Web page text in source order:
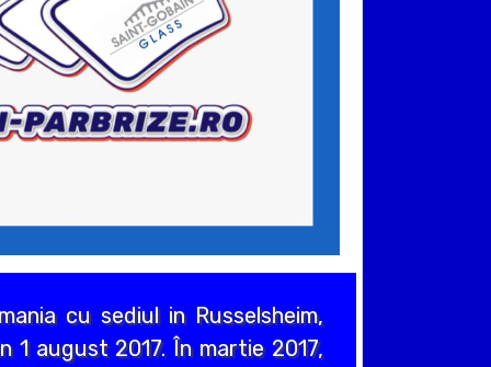
cu sediul in Russelsheim,
1 august 2017. În martie 2017,